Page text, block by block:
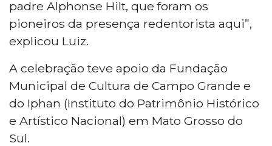
padre Alphonse Hilt, que foram os
pioneiros da presença redentorista aqui”,
explicou Luiz.
A celebração teve apoio da Fundação
Municipal de Cultura de Campo Grande e
do Iphan (Instituto do Patrimônio Histórico
e Artístico Nacional) em Mato Grosso do
Sul.